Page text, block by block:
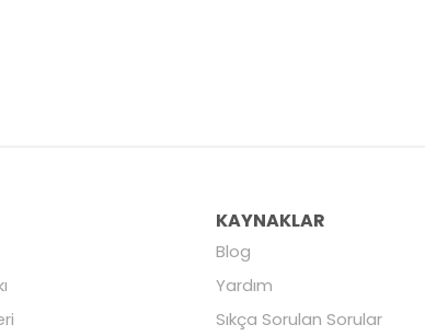
KAYNAKLAR
Blog
Yardım
Sıkça Sorulan Sorular